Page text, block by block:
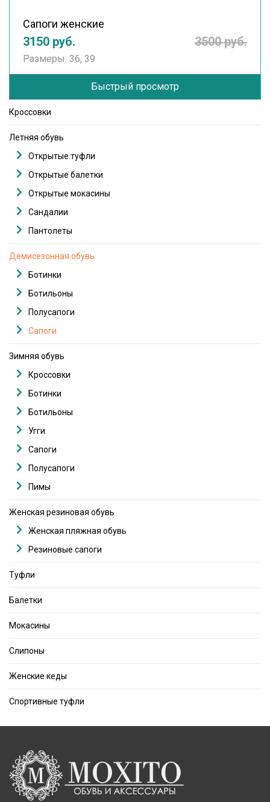
Сапоги женские
3150 руб. 3500 руб.
Размеры: 36, 39
Быстрый просмотр
Кроссовки
Летняя обувь
Открытые туфли
Открытые балетки
Открытые мокасины
Сандалии
Пантолеты
Демисезонная обувь
Ботинки
Ботильоны
Полусапоги
Сапоги
Зимняя обувь
Кроссовки
Ботинки
Ботильоны
Угги
Сапоги
Полусапоги
Пимы
Женская резиновая обувь
Женская пляжная обувь
Резиновые сапоги
Туфли
Балетки
Мокасины
Слипоны
Женские кеды
Спортивные туфли